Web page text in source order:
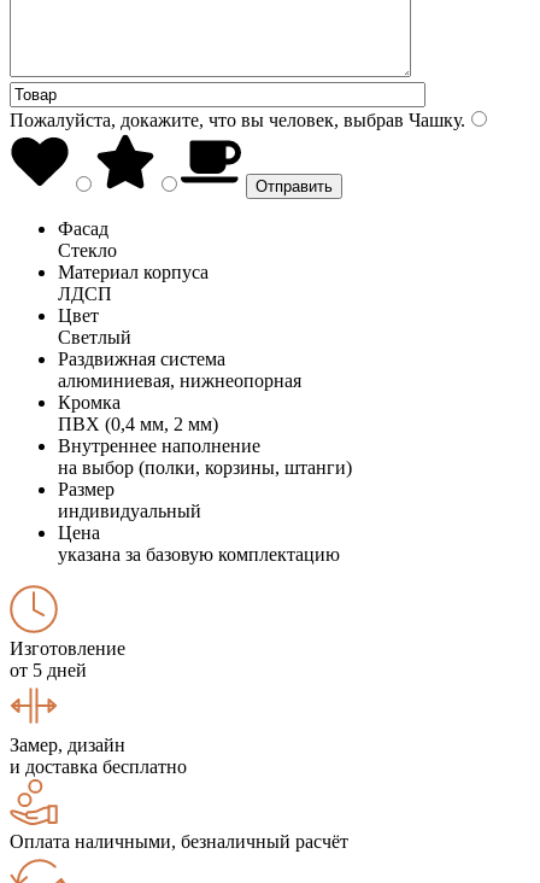
Пожалуйста, докажите, что вы человек, выбрав Чашку.
Фасад
Стекло
Материал корпуса
ЛДСП
Цвет
Светлый
Раздвижная система
алюминиевая, нижнеопорная
Кромка
ПВХ (0,4 мм, 2 мм)
Внутреннее наполнение
на выбор (полки, корзины, штанги)
Размер
индивидуальный
Цена
указана за базовую комплектацию
Изготовление
от 5 дней
Замер, дизайн
и доставка бесплатно
Оплата наличными, безналичный расчёт